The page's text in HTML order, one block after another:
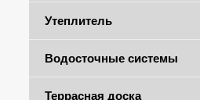
Утеплитель
Водосточные системы
Террасная доска